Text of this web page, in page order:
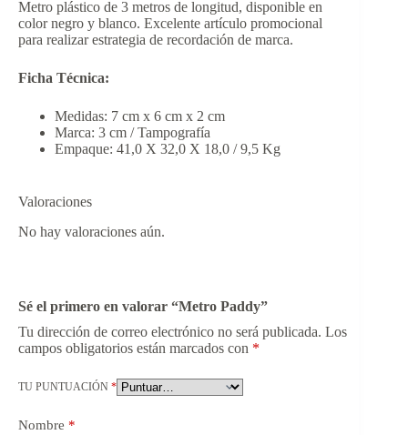
Metro plástico de 3 metros de longitud, disponible en
color negro y blanco. Excelente artículo promocional
para realizar estrategia de recordación de marca.
Ficha Técnica:
Medidas: 7 cm x 6 cm x 2 cm
Marca: 3 cm / Tampografía
Empaque: 41,0 X 32,0 X 18,0 / 9,5 Kg
Valoraciones
No hay valoraciones aún.
Sé el primero en valorar “Metro Paddy”
Tu dirección de correo electrónico no será publicada. Los
campos obligatorios están marcados con *
TU PUNTUACIÓN *
Nombre *